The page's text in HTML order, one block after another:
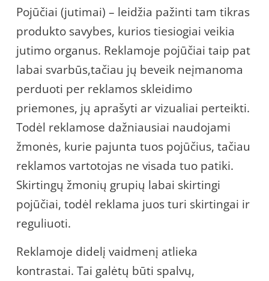
Pojūčiai (jutimai) – leidžia pažinti tam tikras
produkto savybes, kurios tiesiogiai veikia
jutimo organus. Reklamoje pojūčiai taip pat
labai svarbūs,tačiau jų beveik neįmanoma
perduoti per reklamos skleidimo
priemones, jų aprašyti ar vizualiai perteikti.
Todėl reklamose dažniausiai naudojami
žmonės, kurie pajunta tuos pojūčius, tačiau
reklamos vartotojas ne visada tuo patiki.
Skirtingų žmonių grupių labai skirtingi
pojūčiai, todėl reklama juos turi skirtingai ir
reguliuoti.
Reklamoje didelį vaidmenį atlieka
kontrastai. Tai galėtų būti spalvų,